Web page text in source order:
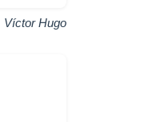
Víctor Hugo